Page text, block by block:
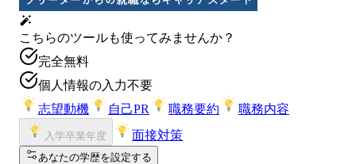
こちらのツールも使ってみませんか？
完全無料
個人情報の入力不要
志望動機
自己PR 職務要約 職務内容
入学卒業年度 面接対策
あなたの学歴を設定する